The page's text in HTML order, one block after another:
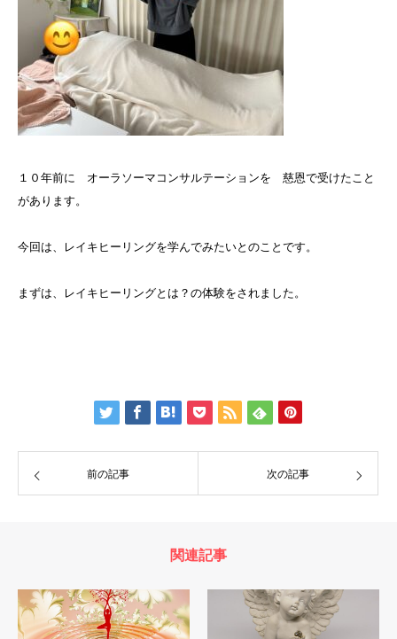
１０年前に オーラソーマコンサルテーションを 慈恩で受けたこと
があります。
今回は、レイキヒーリングを学んでみたいとのことです。
まずは、レイキヒーリングとは？の体験をされました。
前の記事 次の記事
関連記事